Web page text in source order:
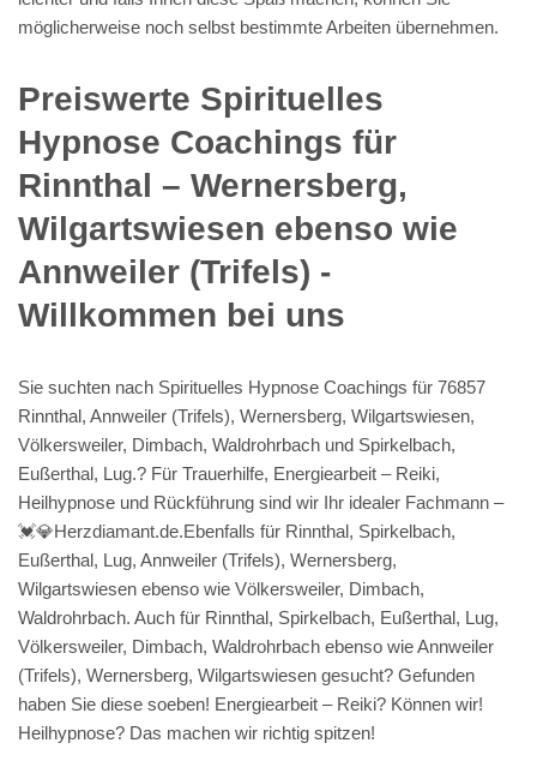
möglicherweise noch selbst bestimmte Arbeiten übernehmen.
Preiswerte Spirituelles
Hypnose Coachings für
Rinnthal – Wernersberg,
Wilgartswiesen ebenso wie
Annweiler (Trifels) -
Willkommen bei uns
Sie suchten nach Spirituelles Hypnose Coachings für 76857
Rinnthal, Annweiler (Trifels), Wernersberg, Wilgartswiesen,
Völkersweiler, Dimbach, Waldrohrbach und Spirkelbach,
Eußerthal, Lug.? Für Trauerhilfe, Energiearbeit – Reiki,
Heilhypnose und Rückführung sind wir Ihr idealer Fachmann –
💓️💎Herzdiamant.de.Ebenfalls für Rinnthal, Spirkelbach,
Eußerthal, Lug, Annweiler (Trifels), Wernersberg,
Wilgartswiesen ebenso wie Völkersweiler, Dimbach,
Waldrohrbach. Auch für Rinnthal, Spirkelbach, Eußerthal, Lug,
Völkersweiler, Dimbach, Waldrohrbach ebenso wie Annweiler
(Trifels), Wernersberg, Wilgartswiesen gesucht? Gefunden
haben Sie diese soeben! Energiearbeit – Reiki? Können wir!
Heilhypnose? Das machen wir richtig spitzen!